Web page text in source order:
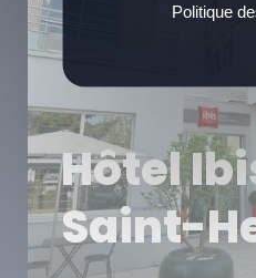
Hôtel
Saint-
Politique